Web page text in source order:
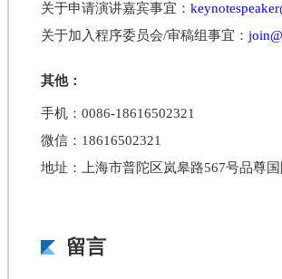
关于申请演讲嘉宾事宜：
关于加入程序委员会/审稿组事宜：
其他：
手机：0086-18616502321
微信：18616502321
地址：上海市普陀区岚皋路567号品尊
留言